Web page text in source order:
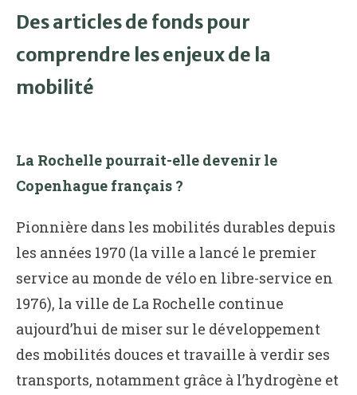
Des articles de fonds pour
comprendre les enjeux de la
mobilité
La Rochelle pourrait-elle devenir le
Copenhague français ?
Pionnière dans les mobilités durables depuis
les années 1970 (la ville a lancé le premier
service au monde de vélo en libre-service en
1976), la ville de La Rochelle continue
aujourd’hui de miser sur le développement
des mobilités douces et travaille à verdir ses
transports, notamment grâce à l’hydrogène et